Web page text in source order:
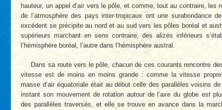
hauteur, un appel d’air vers le pôle, et comme, tout au contraire, les
de l’atmosphère des pays inter-tropicaux ont une surabondance
excédent se précipite au nord et au sud vers les pôles boréal et
supérieurs marchant en sens contraire, des alizés inférieurs
l’hémisphère boréal, l’autre dans l’hémisphère austral.
Dans sa route vers le pôle, chacun de ces courants rencontre
vitesse est de moins en moins grande : comme la vitesse
masse d’air équatoriale était au début celle des parallèles voisins
instant son mouvement de rotation autour de l’axe du globe est
des parallèles traversés, et elle se trouve en avance dans la